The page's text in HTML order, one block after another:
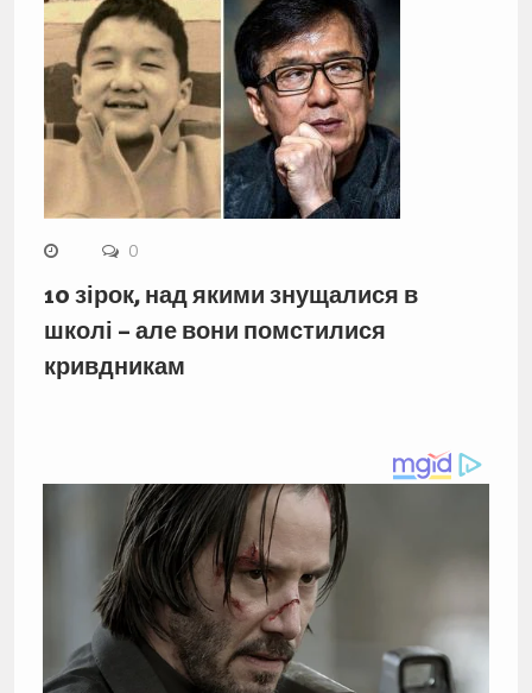
0
10 зірок, над якими знущалися в
школі – але вони помстилися
кривдникам